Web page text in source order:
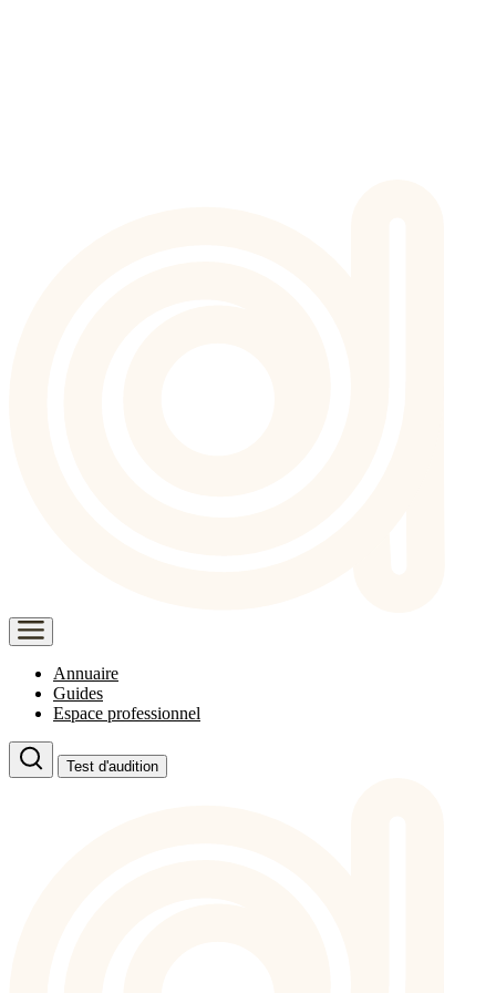
Annuaire
Guides
Espace professionnel
Test d'audition